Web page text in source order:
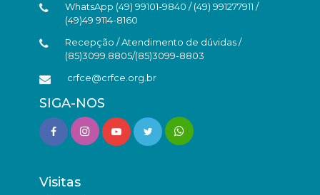
WhatsApp (49) 99101-9840 / (49) 991277911 /
(49)49 9114-8160
Recepção / Atendimento de dúvidas /
(85)3099.8805/(85)3099-8803
crfce@crfce.org.br
SIGA-NOS
Visitas